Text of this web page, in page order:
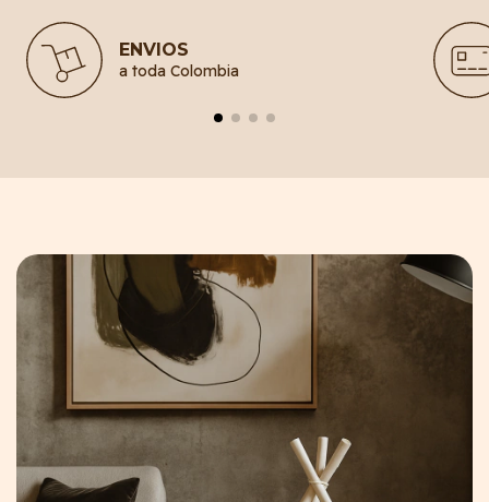
ENVIOS
a toda Colombia